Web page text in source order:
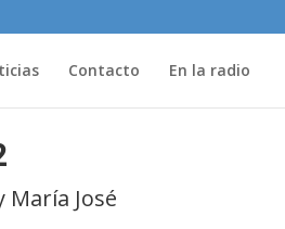
Contacto En la radio
José